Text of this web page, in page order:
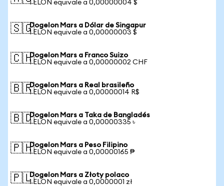
1 ELON equivale a 0,00000004 $
🇸🇬Dogelon Mars a Dólar de Singapur
1 ELON equivale a 0,00000003 $
🇨🇭Dogelon Mars a Franco Suizo
1 ELON equivale a 0,00000002 CHF
🇧🇷Dogelon Mars a Real brasileño
1 ELON equivale a 0,00000014 R$
🇧🇩Dogelon Mars a Taka de Bangladés
1 ELON equivale a 0,00000335 ৳
🇵🇭Dogelon Mars a Peso Filipino
1 ELON equivale a 0,00000165 ₱
🇵🇱Dogelon Mars a Złoty polaco
1 ELON equivale a 0,0000001 zł